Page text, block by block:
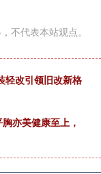
不代表本站观点。
轻改引领旧改新格
亦美健康至上，